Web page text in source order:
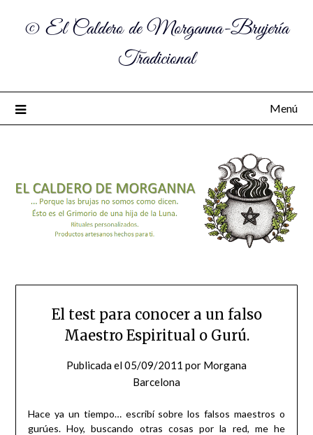
© El Caldero de Morganna-Brujería
Tradicional
Menú
El test para conocer a un falso
Maestro Espiritual o Gurú.
Publicada el05/09/2011 por Morgana
Barcelona
Hace ya un tiempo… escribí sobre los falsos maestros o
gurúes. Hoy, buscando otras cosas por la red, me he